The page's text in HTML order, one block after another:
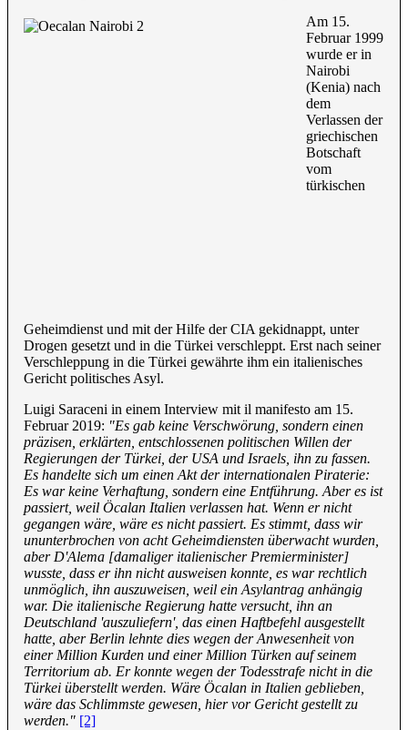
Am 15.
Februar 1999
wurde er in
Nairobi
(Kenia) nach
dem
Verlassen der
griechischen
Botschaft
vom
türkischen
Geheimdienst und mit der Hilfe der CIA gekidnappt, unter
Drogen gesetzt und in die Türkei verschleppt. Erst nach seiner
Verschleppung in die Türkei gewährte ihm ein italienisches
Gericht politisches Asyl.
Luigi Saraceni in einem Interview mit il manifesto am 15.
Februar 2019: "Es gab keine Verschwörung, sondern einen
präzisen, erklärten, entschlossenen politischen Willen der
Regierungen der Türkei, der USA und Israels, ihn zu fassen.
Es handelte sich um einen Akt der internationalen Piraterie:
Es war keine Verhaftung, sondern eine Entführung. Aber es ist
passiert, weil Öcalan Italien verlassen hat. Wenn er nicht
gegangen wäre, wäre es nicht passiert. Es stimmt, dass wir
ununterbrochen von acht Geheimdiensten überwacht wurden,
aber D'Alema [damaliger italienischer Premierminister]
wusste, dass er ihn nicht ausweisen konnte, es war rechtlich
unmöglich, ihn auszuweisen, weil ein Asylantrag anhängig
war. Die italienische Regierung hatte versucht, ihn an
Deutschland 'auszuliefern', das einen Haftbefehl ausgestellt
hatte, aber Berlin lehnte dies wegen der Anwesenheit von
einer Million Kurden und einer Million Türken auf seinem
Territorium ab. Er konnte wegen der Todesstrafe nicht in die
Türkei überstellt werden. Wäre Öcalan in Italien geblieben,
wäre das Schlimmste gewesen, hier vor Gericht gestellt zu
werden." [2]